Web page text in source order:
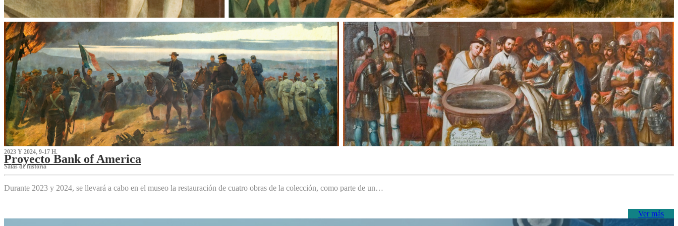
2023 Y 2024, 9-17 H.
Proyecto Bank of America
S‌alas de historia
Durante 2023 y 2024, se llevará a cabo en el museo la restauración de cuatro obras de la colección, como parte de un…
Ver más